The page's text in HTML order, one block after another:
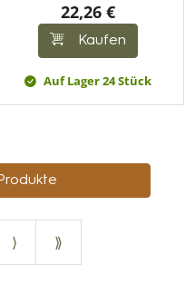
22,26 €
Kaufen
Auf Lager 24 Stück
⟩ ⟫